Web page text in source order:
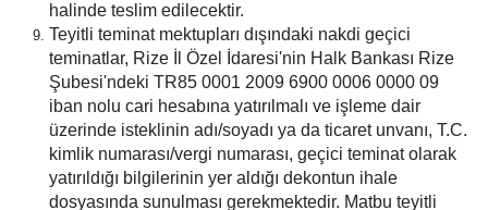
halinde teslim edilecektir.
Teyitli teminat mektupları dışındaki nakdi geçici
teminatlar, Rize İl Özel İdaresi'nin Halk Bankası Rize
Şubesi'ndeki TR85 0001 2009 6900 0006 0000 09
iban nolu cari hesabına yatırılmalı ve işleme dair
üzerinde isteklinin adı/soyadı ya da ticaret unvanı, T.C.
kimlik numarası/vergi numarası, geçici teminat olarak
yatırıldığı bilgilerinin yer aldığı dekontun ihale
dosyasında sunulması gerekmektedir. Matbu teyitli